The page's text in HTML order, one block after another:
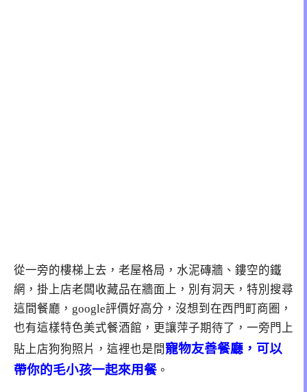
從一旁的樓梯上去，老屋格局，水泥磚牆、鏤空的鐵
網，掛上店老闆收藏品在牆面上，別有洞天，特別搜尋
這間餐廳，google評價好高分，沒想到在西門町商圈，
也有這樣特色美式餐酒館，更讓萍子期待了，一旁門上
貼上店狗狗照片，這裡也是間 寵物友善餐廳，可以
帶你的毛小孩一起來用餐 。